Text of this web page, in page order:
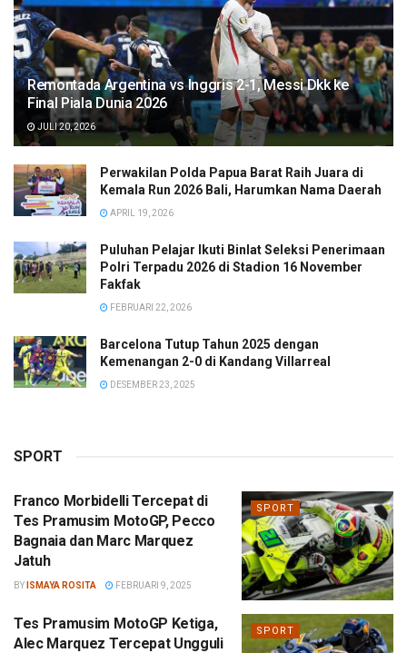
Remontada Argentina vs Inggris 2-1, Messi Dkk ke
Final Piala Dunia 2026
JULI 20, 2026
Perwakilan Polda Papua Barat Raih Juara di
Kemala Run 2026 Bali, Harumkan Nama Daerah
APRIL 19, 2026
Puluhan Pelajar Ikuti Binlat Seleksi Penerimaan
Polri Terpadu 2026 di Stadion 16 November
Fakfak
FEBRUARI 22, 2026
Barcelona Tutup Tahun 2025 dengan
Kemenangan 2-0 di Kandang Villarreal
DESEMBER 23, 2025
SPORT
SPORT
Franco Morbidelli Tercepat di
Tes Pramusim MotoGP, Pecco
Bagnaia dan Marc Marquez
Jatuh
BY ISMAYA ROSITA FEBRUARI 9, 2025
SPORT
Tes Pramusim MotoGP Ketiga,
Alec Marquez Tercepat Ungguli